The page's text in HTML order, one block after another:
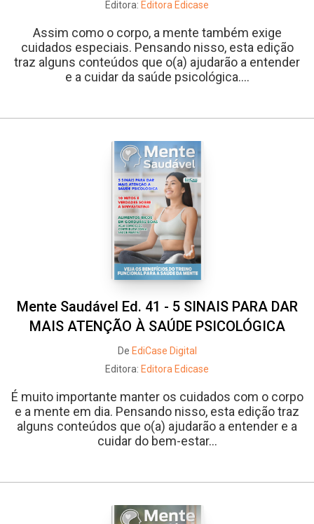
Editora: Editora Edicase
Assim como o corpo, a mente também exige
cuidados especiais. Pensando nisso, esta edição
traz alguns conteúdos que o(a) ajudarão a entender
e a cuidar da saúde psicológica....
Mente Saudável Ed. 41 - 5 SINAIS PARA DAR
MAIS ATENÇÃO À SAÚDE PSICOLÓGICA
De EdiCase Digital
Editora: Editora Edicase
É muito importante manter os cuidados com o corpo
e a mente em dia. Pensando nisso, esta edição traz
alguns conteúdos que o(a) ajudarão a entender e a
cuidar do bem-estar...